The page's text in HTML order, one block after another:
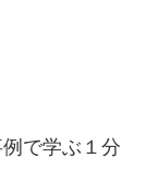
で学ぶ１分